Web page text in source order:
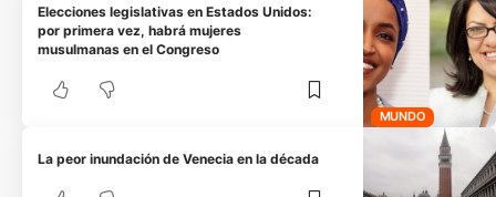
MUNDO
Elecciones legislativas en Estados Unidos:
por primera vez, habrá mujeres
musulmanas en el Congreso
La peor inundación de Venecia en la década